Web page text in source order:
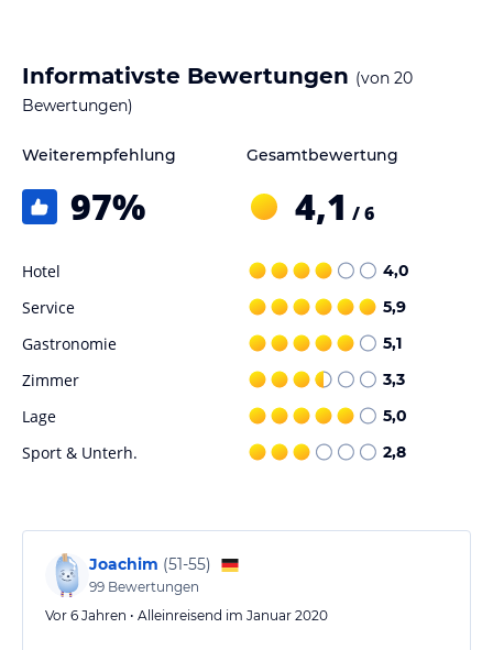
Informativste Bewertungen (von 20
Bewertungen)
Weiterempfehlung
97%
Gesamtbewertung
4,1 / 6
Hotel 4,0
Service 5,9
Gastronomie 5,1
Zimmer 3,3
Lage 5,0
Sport & Unterh. 2,8
Joachim (51-55)
99 Bewertungen
Vor 6 Jahren • Alleinreisend im Januar 2020